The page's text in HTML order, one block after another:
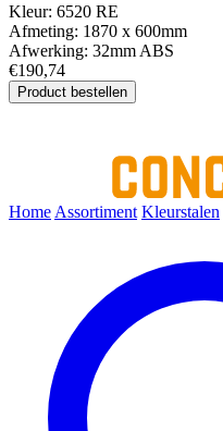
Kleur: 6520 RE
Afmeting: 1870 x 600mm
Afwerking: 32mm ABS
€190,74
Product bestellen
Home Assortiment Kleurstalen